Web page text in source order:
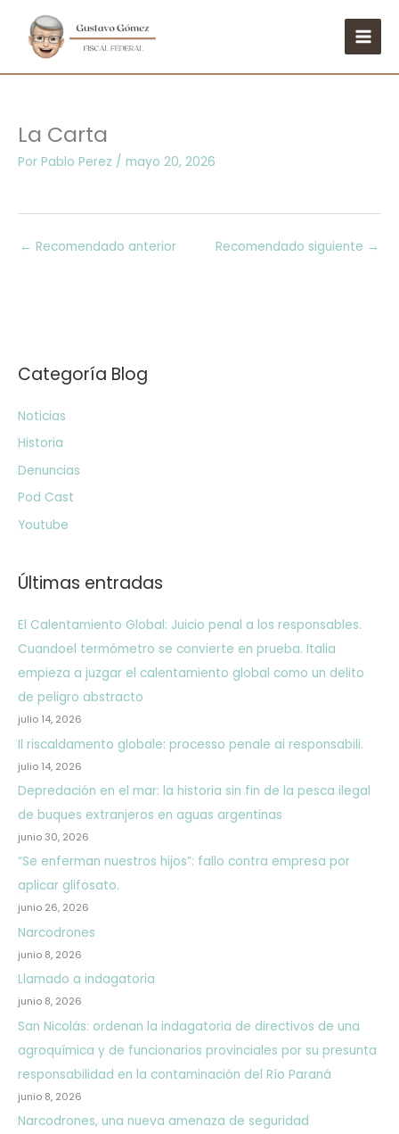
contenido
La Carta
Por Pablo Perez / mayo 20, 2026
← Recomendado anterior Recomendado siguiente →
Categoría Blog
Noticias
Historia
Denuncias
Pod Cast
Youtube
Últimas entradas
El Calentamiento Global: Juicio penal a los responsables.
Cuandoel termómetro se convierte en prueba. Italia
empieza a juzgar el calentamiento global como un delito
de peligro abstracto
julio 14, 2026
Il riscaldamento globale: processo penale ai responsabili.
julio 14, 2026
Depredación en el mar: la historia sin fin de la pesca ilegal
de buques extranjeros en aguas argentinas
junio 30, 2026
“Se enferman nuestros hijos”: fallo contra empresa por
aplicar glifosato.
junio 26, 2026
Narcodrones
junio 8, 2026
Llamado a indagatoria
junio 8, 2026
San Nicolás: ordenan la indagatoria de directivos de una
agroquímica y de funcionarios provinciales por su presunta
responsabilidad en la contaminación del Río Paraná
junio 8, 2026
Narcodrones, una nueva amenaza de seguridad